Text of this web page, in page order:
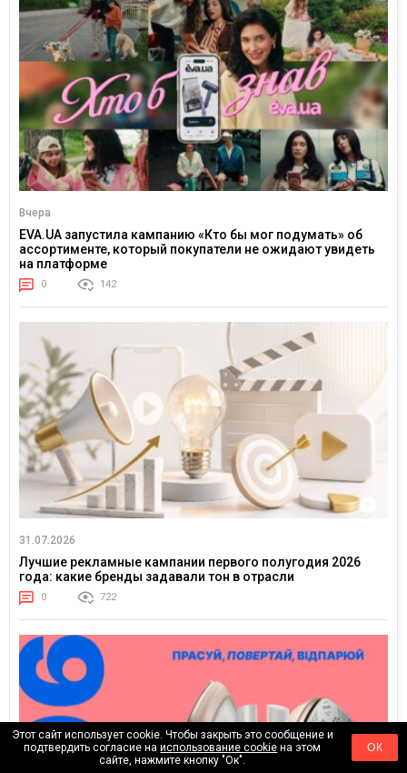
Вчера
EVA.UA запустила кампанию «Кто бы мог подумать» об
ассортименте, который покупатели не ожидают увидеть
на платформе
0 142
31.07.2026
Лучшие рекламные кампании первого полугодия 2026
года: какие бренды задавали тон в отрасли
0 722
Этот сайт использует cookie. Чтобы закрыть это сообщение и
подтвердить согласие наиспользование cookie на этом
сайте, нажмите кнопку "Ок".
ОК